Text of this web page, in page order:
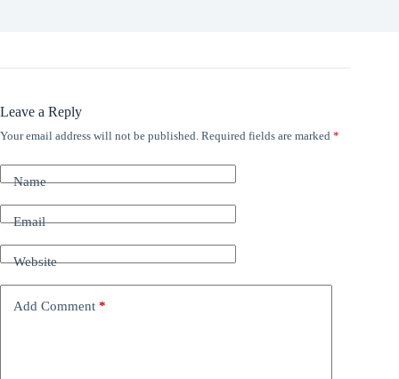
Leave a Reply
Your email address will not be published. Required fields are marked *
Name
Email
Website
Add Comment *